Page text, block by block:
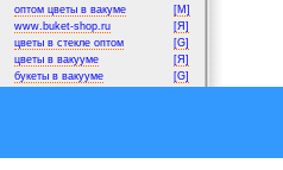
оптом цветы в вакуме
[M]
www.buket-shop.ru
[Я]
цветы в стекле оптом
[G]
цветы в вакууме
[Я]
букеты в вакууме
[G]